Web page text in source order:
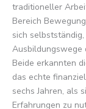
traditioneller
Bereich
sich
Ausbildungswege
Beide erkannten
das echte
sechs Jahren, als
Erfahrungen zu